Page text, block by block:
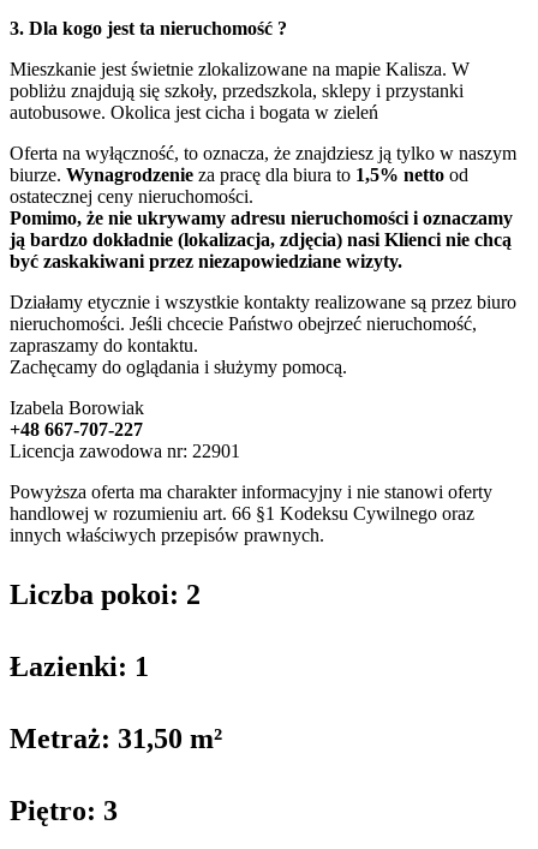
3. Dla kogo jest ta nieruchomość ?
Mieszkanie jest świetnie zlokalizowane na mapie Kalisza. W
pobliżu znajdują się szkoły, przedszkola, sklepy i przystanki
autobusowe. Okolica jest cicha i bogata w zieleń
Oferta na wyłączność, to oznacza, że znajdziesz ją tylko w naszym
biurze. Wynagrodzenie za pracę dla biura to 1,5% netto od
ostatecznej ceny nieruchomości.
Pomimo, że nie ukrywamy adresu nieruchomości i oznaczamy
ją bardzo dokładnie (lokalizacja, zdjęcia) nasi Klienci nie chcą
być zaskakiwani przez niezapowiedziane wizyty.
Działamy etycznie i wszystkie kontakty realizowane są przez biuro
nieruchomości. Jeśli chcecie Państwo obejrzeć nieruchomość,
zapraszamy do kontaktu.
Zachęcamy do oglądania i służymy pomocą.
Izabela Borowiak
+48 667-707-227
Licencja zawodowa nr: 22901
Powyższa oferta ma charakter informacyjny i nie stanowi oferty
handlowej w rozumieniu art. 66 §1 Kodeksu Cywilnego oraz
innych właściwych przepisów prawnych.
Liczba pokoi: 2
Łazienki: 1
Metraż: 31,50 m²
Piętro: 3